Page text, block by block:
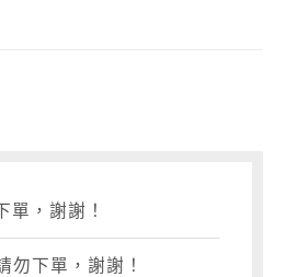
單，謝謝！
勿下單，謝謝！